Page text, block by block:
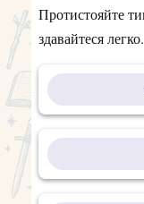
Протистояйте
здавайтеся легко.